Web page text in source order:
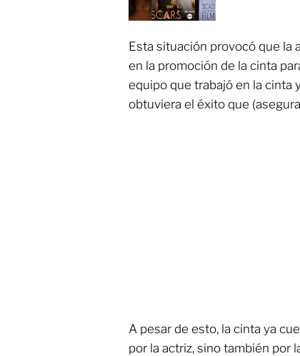
Esta situación provocó que la
en la promoción de la cinta
equipo que trabajó en la cinta
obtuviera el éxito que
A pesar de esto, la cinta ya
por la actriz, sino también por